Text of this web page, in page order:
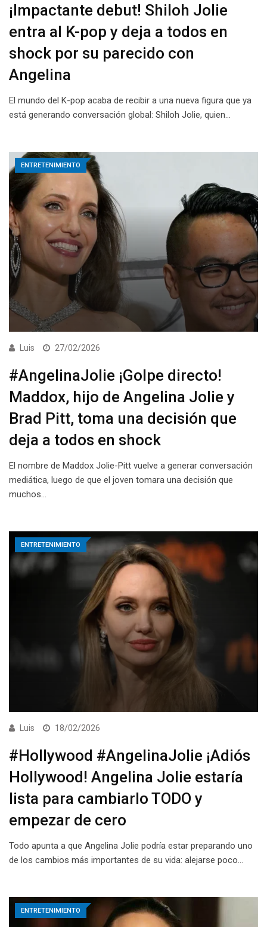
¡Impactante debut! Shiloh Jolie
entra al K-pop y deja a todos en
shock por su parecido con
Angelina
El mundo del K-pop acaba de recibir a una nueva figura que ya
está generando conversación global: Shiloh Jolie, quien…
ENTRETENIMIENTO
Luis 27/02/2026
#AngelinaJolie ¡Golpe directo!
Maddox, hijo de Angelina Jolie y
Brad Pitt, toma una decisión que
deja a todos en shock
El nombre de Maddox Jolie-Pitt vuelve a generar conversación
mediática, luego de que el joven tomara una decisión que
muchos…
ENTRETENIMIENTO
Luis 18/02/2026
#Hollywood #AngelinaJolie ¡Adiós
Hollywood! Angelina Jolie estaría
lista para cambiarlo TODO y
empezar de cero
Todo apunta a que Angelina Jolie podría estar preparando uno
de los cambios más importantes de su vida: alejarse poco…
ENTRETENIMIENTO